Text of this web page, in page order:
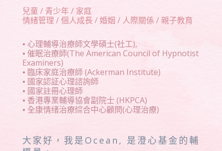
兒童 / 青少年 / 家庭
情緒管理 / 個人成長 / 婚姻 / 人際關係 / 親子教育
⦁ 心理輔導治療師文學碩士(社工),
⦁ 催眠治療師(The American Council of Hypnotist
Examiners)
⦁ 臨床家庭治療師 (Ackerman Institute)
⦁ 國家認証心理諮詢師
⦁ 國家註冊心理師
⦁ 香港專業輔導協會副院士 (HKPCA)
⦁ 全康情绪治療綜合中心顧問(心理治療)
大家好，我是Ocean, 是澄心基金的輔